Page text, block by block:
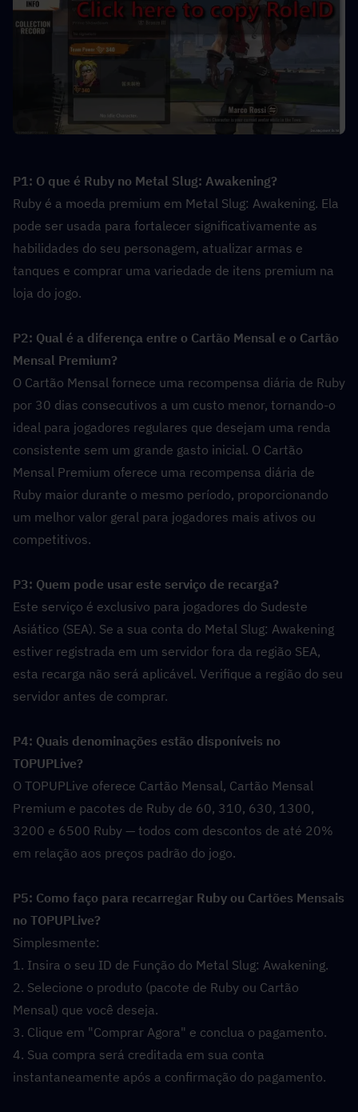
P1: O que é Ruby no Metal Slug: Awakening?
Ruby é a moeda premium em Metal Slug: Awakening. Ela
pode ser usada para fortalecer significativamente as
habilidades do seu personagem, atualizar armas e
tanques e comprar uma variedade de itens premium na
loja do jogo.
P2: Qual é a diferença entre o Cartão Mensal e o Cartão
Mensal Premium?
O Cartão Mensal fornece uma recompensa diária de Ruby
por 30 dias consecutivos a um custo menor, tornando-o
ideal para jogadores regulares que desejam uma renda
consistente sem um grande gasto inicial. O Cartão
Mensal Premium oferece uma recompensa diária de
Ruby maior durante o mesmo período, proporcionando
um melhor valor geral para jogadores mais ativos ou
competitivos.
P3: Quem pode usar este serviço de recarga?
Este serviço é exclusivo para jogadores do Sudeste
Asiático (SEA). Se a sua conta do Metal Slug: Awakening
estiver registrada em um servidor fora da região SEA,
esta recarga não será aplicável. Verifique a região do seu
servidor antes de comprar.
P4: Quais denominações estão disponíveis no
TOPUPLive?
O TOPUPLive oferece Cartão Mensal, Cartão Mensal
Premium e pacotes de Ruby de 60, 310, 630, 1300,
3200 e 6500 Ruby — todos com descontos de até 20%
em relação aos preços padrão do jogo.
P5: Como faço para recarregar Ruby ou Cartões Mensais
no TOPUPLive?
Simplesmente:
1. Insira o seu ID de Função do Metal Slug: Awakening.
2. Selecione o produto (pacote de Ruby ou Cartão
Mensal) que você deseja.
3. Clique em "Comprar Agora" e conclua o pagamento.
4. Sua compra será creditada em sua conta
instantaneamente após a confirmação do pagamento.